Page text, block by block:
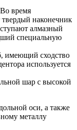
время
твердый наконечник
алмазный
специальную
имеющий сходство
используется
шар с высокой
оси, а также
металлу